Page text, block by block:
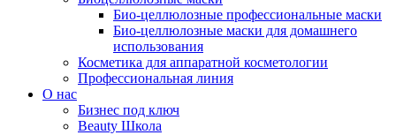
Био-целлюлозные профессиональные маски
Био-целлюлозные маски для домашнего
использования
Косметика для аппаратной косметологии
Профессиональная линия
О нас
Бизнес под ключ
Beauty Школа